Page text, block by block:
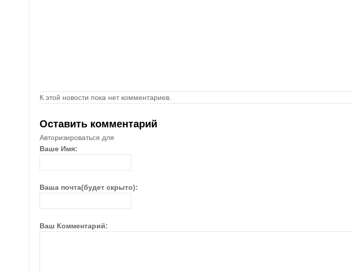
К этой новости пока нет комментариев.
Оставить комментарий
Авторизироваться для
Ваше Имя:
Ваша почта(будет скрыто):
Ваш Комментарий: